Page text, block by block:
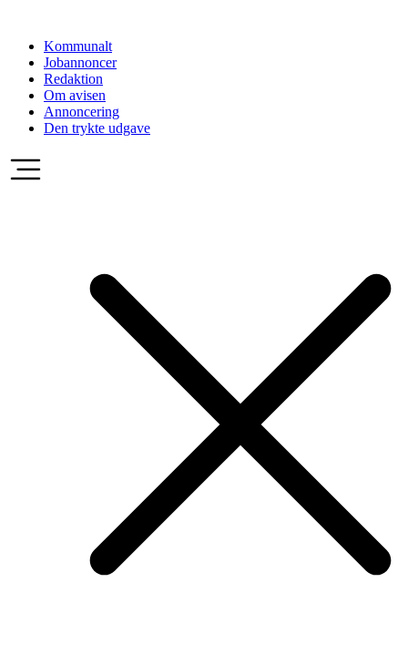
indholdKommunalt
Jobannoncer
Redaktion
Om avisen
Annoncering
Den trykte udgave